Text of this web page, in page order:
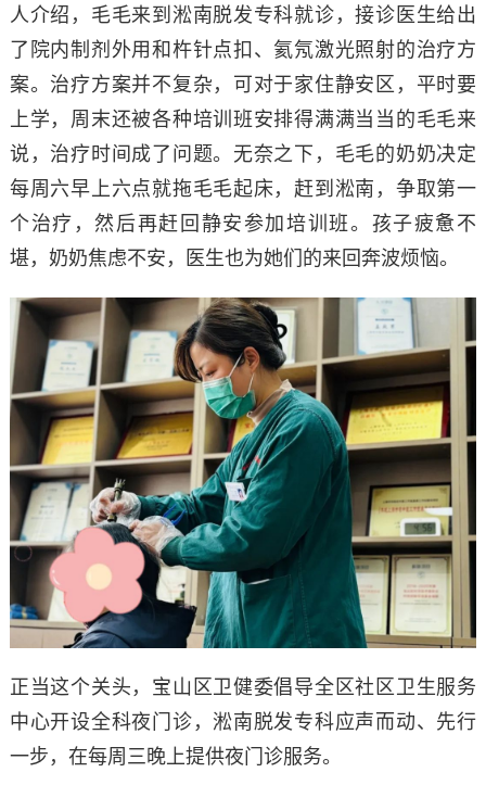
人介绍，毛毛来到淞南脱发专科就诊，接诊医生给出
了院内制剂外用和杵针点扣、氦氖激光照射的治疗方
案。治疗方案并不复杂，可对于家住静安区，平时要
上学，周末还被各种培训班安排得满满当当的毛毛来
说，治疗时间成了问题。无奈之下，毛毛的奶奶决定
每周六早上六点就拖毛毛起床，赶到淞南，争取第一
个治疗，然后再赶回静安参加培训班。孩子疲惫不
堪，奶奶焦虑不安，医生也为她们的来回奔波烦恼。
正当这个关头，宝山区卫健委倡导全区社区卫生服务
中心开设全科夜门诊，淞南脱发专科应声而动、先行
一步，在每周三晚上提供夜门诊服务。